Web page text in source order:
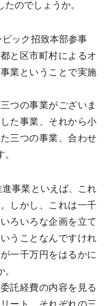
のでしょうか。
ピック招致本部参事
と区市町村によるオ
業ということで実施
つの事業がございま
た事業、それから小
三つの事業、合わせ
事業といえば、これ
しかし、これは一千
ろいろな企画を立て
うことなんですけれ
一千万円をはるかに
託経費の内容を見る
ート、それぞれの三